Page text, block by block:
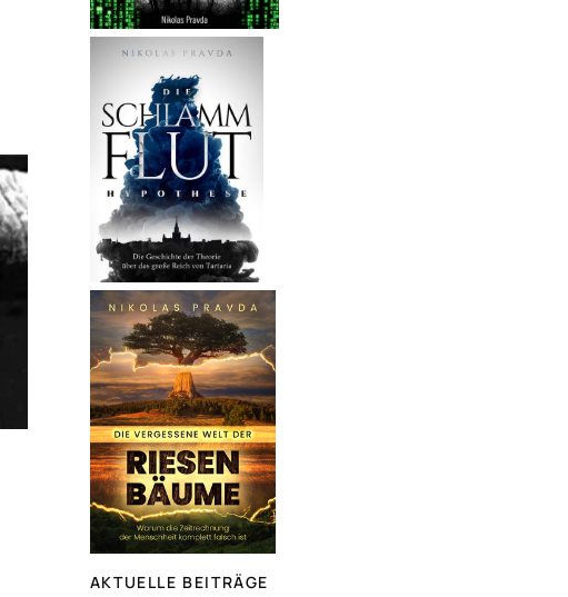
AKTUELLE BEITRÄGE